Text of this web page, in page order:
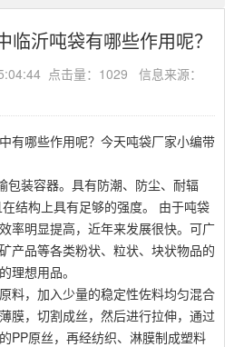
临沂吨袋有哪些作用呢？
点击量：1029 信息来源：
有哪些作用呢？今天吨袋厂家小编带
包装容器。具有防潮、防尘、耐辐
结构上具有足够的强度。 由于吨袋
率明显提高，近年来发展很快。可广
产品等各类粉状、粒状、块状物品的
理想用品。
料，加入少量的稳定性佐料均匀混合
膜，切割成丝，然后进行拉伸，通过
PP原丝，再经纺织、淋膜制成塑料